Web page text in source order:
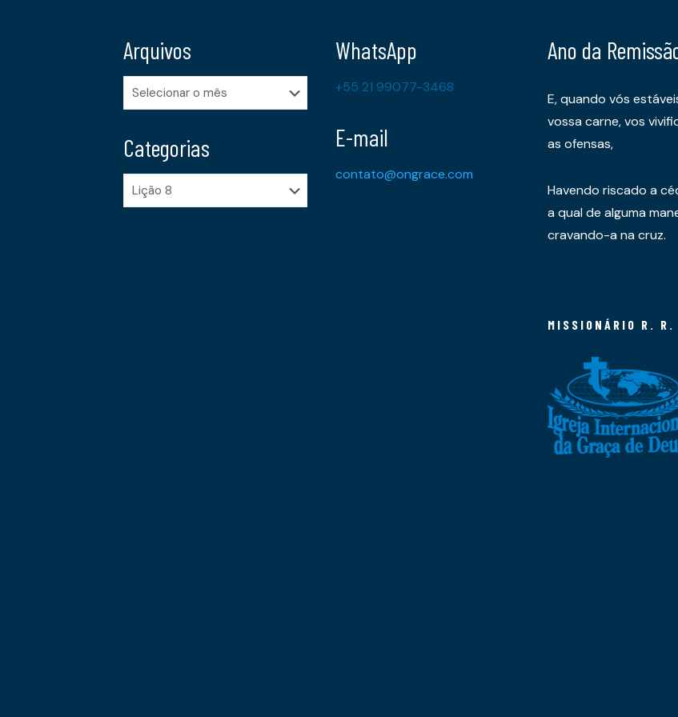
Arquivos
Arquivos
Categorias
Categorias
WhatsApp
+55 21 99077-3468
E-mail
contato@ongrace.com
Ano da
E, quando vós
vossa carne, vos
as ofensas,
Havendo riscado a
a qual de alguma
cravando-a na cruz.
MISSIONÁRIO R. R.